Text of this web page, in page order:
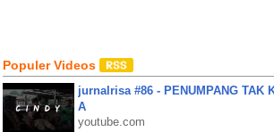
Populer Videos
jurnalrisa #86 - PENUMPANG TAK
A
youtube.com